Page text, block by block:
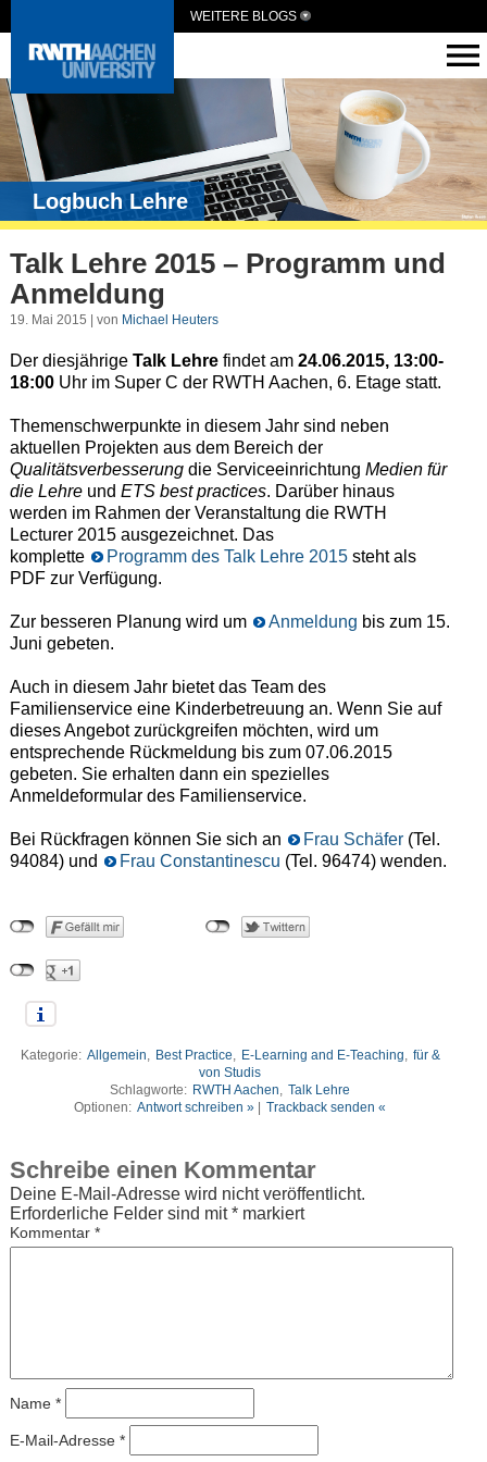
WEITERE BLOGS
Logbuch Lehre
Talk Lehre 2015 – Programm und
Anmeldung
19. Mai 2015 | von Michael Heuters
Der diesjährige Talk Lehrefindet am 24.06.2015, 13:00-
18:00Uhr im Super C der RWTH Aachen, 6. Etage statt.
Themenschwerpunkte in diesem Jahr sind neben
aktuellen Projekten aus dem Bereich der
Qualitätsverbesserungdie Serviceeinrichtung Medien für
die Lehreund ETS best practices. Darüber hinaus
werden im Rahmen der Veranstaltung die RWTH
Lecturer 2015 ausgezeichnet. Das
komplette
Programm des Talk Lehre 2015steht als
PDF zur Verfügung.
Zur besseren Planung wird um Anmeldung bis zum 15.
Juni gebeten.
Auch in diesem Jahr bietet das Team des
Familienservice eine Kinderbetreuung an. Wenn Sie auf
dieses Angebot zurückgreifen möchten, wird um
entsprechende Rückmeldung bis zum 07.06.2015
gebeten. Sie erhalten dann ein spezielles
Anmeldeformular des Familienservice.
Bei Rückfragen können Sie sich an Frau Schäfer (Tel.
94084) und
Frau Constantinescu (Tel. 96474) wenden.
Kategorie: Allgemein, Best Practice, E-Learning and E-Teaching, für &
von Studis
Schlagworte: RWTH Aachen, Talk Lehre
Optionen: Antwort schreiben » Trackback senden «
Schreibe einen Kommentar
Deine E-Mail-Adresse wird nicht veröffentlicht.
Erforderliche Felder sind mit*markiert
Kommentar *
Name *
E-Mail-Adresse *